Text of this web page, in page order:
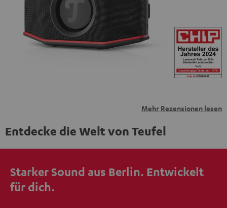
übermittelt werden.
Weitere Informationen sind in der
Datenschutzerklärung unter I zu finden
Mehr Rezensionen lesen
Entdecke die Welt von Teufel
Starker Sound aus Berlin. Entwickelt
für dich.